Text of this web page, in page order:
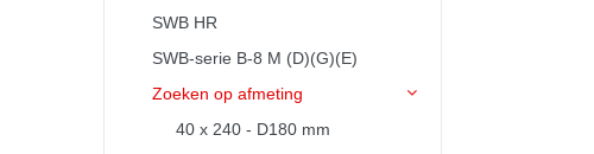
SWB HR
SWB-serie B-8 M (D)(G)(E)
Zoeken op afmeting
40 x 240 - D180 mm